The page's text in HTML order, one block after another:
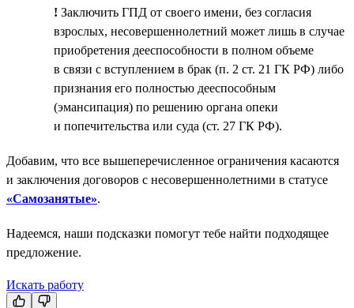
! Заключить ГПД от своего имени, без согласия
взрослых, несовершеннолетний может лишь в случае
приобретения дееспособности в полном объеме
в связи с вступлением в брак (п. 2 ст. 21 ГК РФ) либо
признания его полностью дееспособным
(эмансипация) по решению органа опеки
и попечительства или суда (ст. 27 ГК РФ).
Добавим, что все вышеперечисленное ограничения касаются
и заключения договоров с несовершеннолетними в статусе
«Самозанятые».
Надеемся, наши подсказки помогут тебе найти подходящее
предложение.
Искать работу